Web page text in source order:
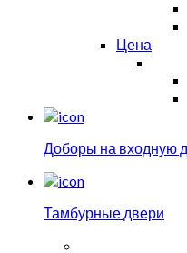
Цена
Доборы на входную
Тамбурные двери